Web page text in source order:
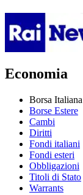
Economia
Borsa Italiana
Borse Estere
Cambi
Diritti
Fondi italiani
Fondi esteri
Obbligazioni
Titoli di Stato
Warrants